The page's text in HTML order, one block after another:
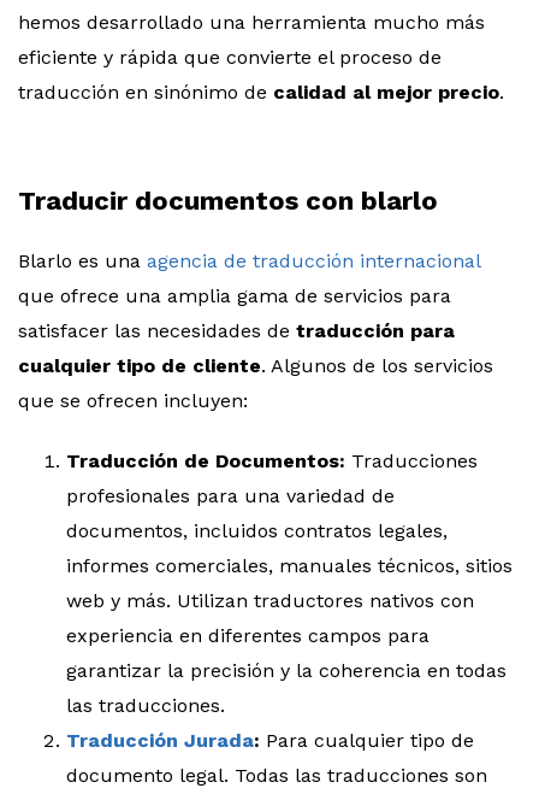
hemos desarrollado una herramienta mucho más
eficiente y rápida que convierte el proceso de
traducción en sinónimo de calidad al mejor precio.
Traducir documentos con blarlo
Blarlo es una agencia de traducción internacional
que ofrece una amplia gama de servicios para
satisfacer las necesidades de traducción para
cualquier tipo de cliente. Algunos de los servicios
que se ofrecen incluyen:
Traducción de Documentos: Traducciones
profesionales para una variedad de
documentos, incluidos contratos legales,
informes comerciales, manuales técnicos, sitios
web y más. Utilizan traductores nativos con
experiencia en diferentes campos para
garantizar la precisión y la coherencia en todas
las traducciones.
Traducción Jurada: Para cualquier tipo de
documento legal. Todas las traducciones son